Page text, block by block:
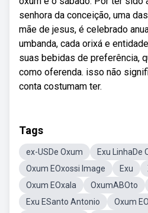
senhora da conceição, uma
mãe de jesus, é celebrado
umbanda, cada orixá e
suas bebidas de preferência,
como oferenda. isso não
conta costumam ter.
Tags
ex-USDe Oxum Exu LinhaDe
Oxum EOxossi Image
Exu
Oxum EOxala
OxumABOto
Exu ESanto Antonio
Oxum